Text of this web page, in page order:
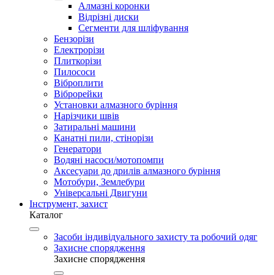
Алмазні коронки
Відрізні диски
Сегменти для шліфування
Бензорізи
Електрорізи
Плиткорізи
Пилососи
Віброплити
Віброрейки
Установки алмазного буріння
Нарізчики швів
Затиральні машини
Канатні пили, стінорізи
Генератори
Водяні насоси/мотопомпи
Аксесуари до дрилів алмазного буріння
Мотобури, Землебури
Універсальні Двигуни
Інструмент, захист
Каталог
Засоби індивідуального захисту та робочий одяг
Захисне спорядження
Захисне спорядження